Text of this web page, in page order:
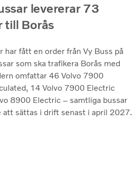
levererar 73
till Borås
har fått en order från Vy Buss på
som ska trafikera Borås med
omfattar 46 Volvo 7900
14 Volvo 7900 Electric
8900 Electric – samtliga bussar
att sättas i drift senast i april 2027.